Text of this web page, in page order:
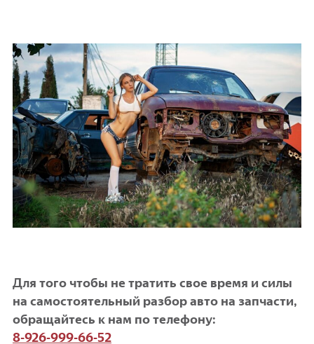
Для того чтобы не тратить свое время и силы
на самостоятельный разбор авто на запчасти,
обращайтесь к нам по телефону:
8-926-999-66-52